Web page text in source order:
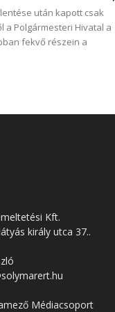
után kapott csak
a Polgármesteri Hivatal a
fekvő részein a
Kft.
király utca 37..
Médiacsoport